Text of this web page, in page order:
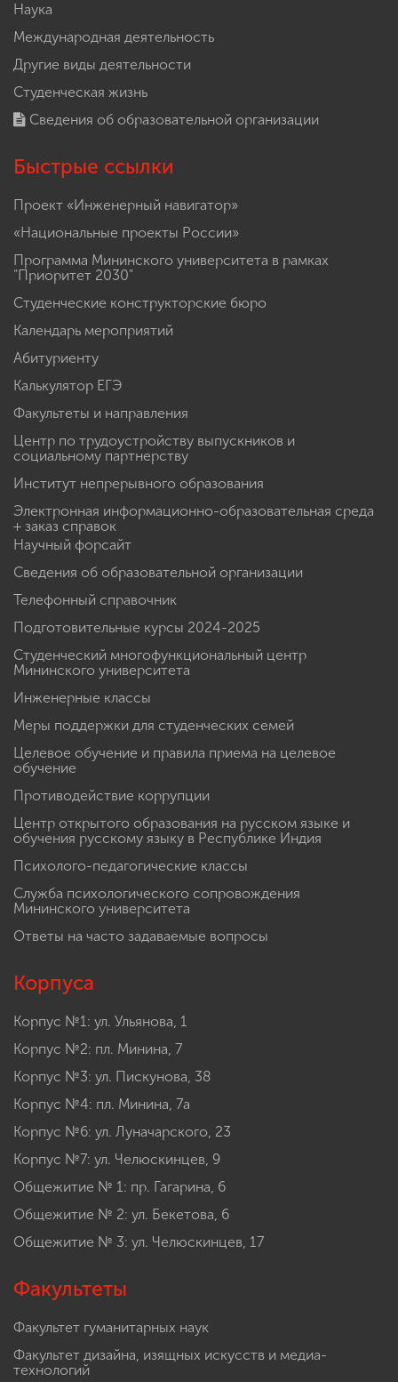
Наука
Международная деятельность
Другие виды деятельности
Студенческая жизнь
Сведения об образовательной организации
Быстрые ссылки
Проект «Инженерный навигатор»
«Национальные проекты России»
Программа Мининского университета в рамках
"Приоритет 2030"
Студенческие конструкторские бюро
Календарь мероприятий
Абитуриенту
Калькулятор ЕГЭ
Факультеты и направления
Центр по трудоустройству выпускников и
социальному партнерству
Институт непрерывного образования
Электронная информационно-образовательная среда
+ заказ справок
Научный форсайт
Сведения об образовательной организации
Телефонный справочник
Подготовительные курсы 2024-2025
Студенческий многофункциональный центр
Мининского университета
Инженерные классы
Меры поддержки для студенческих семей
Целевое обучение и правила приема на целевое
обучение
Противодействие коррупции
Центр открытого образования на русском языке и
обучения русскому языку в Республике Индия
Психолого-педагогические классы
Служба психологического сопровождения
Мининского университета
Ответы на часто задаваемые вопросы
Корпуса
Корпус №1: ул. Ульянова, 1
Корпус №2: пл. Минина, 7
Корпус №3: ул. Пискунова, 38
Корпус №4: пл. Минина, 7а
Корпус №6: ул. Луначарского, 23
Корпус №7: ул. Челюскинцев, 9
Общежитие № 1: пр. Гагарина, 6
Общежитие № 2: ул. Бекетова, 6
Общежитие № 3: ул. Челюскинцев, 17
Факультеты
Факультет гуманитарных наук
Факультет дизайна, изящных искусств и медиа-
технологий